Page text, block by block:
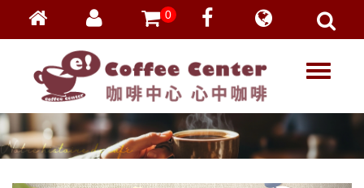
會員登入
忘記密碼
加入會員
VIP登入
VIP申請
0
T
l
e